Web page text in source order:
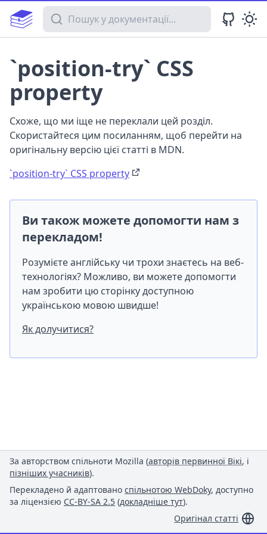
Пошук у документації
`position-try` CSS
property
Схоже, що ми іще не переклали цей розділ.
Скористайтеся цим посиланням, щоб перейти на
оригінальну версію цієї статті в MDN.
`position-try` CSS property
Ви також можете допомогти нам з
перекладом!
Розумієте англійську чи трохи знаєтесь на веб-
технологіях? Можливо, ви можете допомогти
нам зробити цю сторінку доступною
українською мовою швидше!
Як долучитися?
За авторством спільноти Mozilla (авторів первинної Вікі, і
пізніших учасників).
Перекладено й адаптовано спільнотою WebDoky, доступно
за ліцензією CC-BY-SA 2.5 (докладніше тут).
Оригінал статті